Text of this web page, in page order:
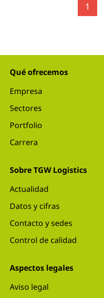
1
Qué ofrecemos
Empresa
Sectores
Portfolio
Carrera
Sobre TGW Logistics
Actualidad
Datos y cifras
Contacto y sedes
Control de calidad
Aspectos legales
Aviso legal